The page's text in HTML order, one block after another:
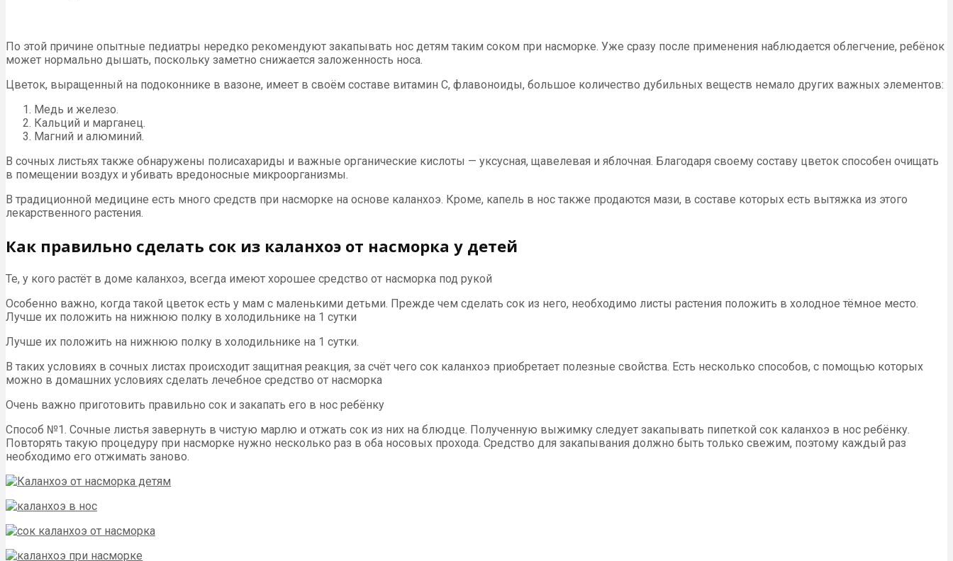
По этой причине опытные педиатры нередко рекомендуют закапывать нос детям таким соком при насморке. Уже сразу после применения наблюдается облегчение, ребёнок
может нормально дышать, поскольку заметно снижается заложенность носа.
Цветок, выращенный на подоконнике в вазоне, имеет в своём составе витамин С, флавоноиды, большое количество дубильных веществ немало других важных элементов:
Медь и железо.
Кальций и марганец.
Магний и алюминий.
В сочных листьях также обнаружены полисахариды и важные органические кислоты — уксусная, щавелевая и яблочная. Благодаря своему составу цветок способен очищать
в помещении воздух и убивать вредоносные микроорганизмы.
В традиционной медицине есть много средств при насморке на основе каланхоэ. Кроме, капель в нос также продаются мази, в составе которых есть вытяжка из этого
лекарственного растения.
Как правильно сделать сок из каланхоэ от насморка у детей
Те, у кого растёт в доме каланхоэ, всегда имеют хорошее средство от насморка под рукой
Особенно важно, когда такой цветок есть у мам с маленькими детьми. Прежде чем сделать сок из него, необходимо листы растения положить в холодное тёмное место.
Лучше их положить на нижнюю полку в холодильнике на 1 сутки
Лучше их положить на нижнюю полку в холодильнике на 1 сутки.
В таких условиях в сочных листах происходит защитная реакция, за счёт чего сок каланхоэ приобретает полезные свойства. Есть несколько способов, с помощью которых
можно в домашних условиях сделать лечебное средство от насморка
Очень важно приготовить правильно сок и закапать его в нос ребёнку
Способ №1. Сочные листья завернуть в чистую марлю и отжать сок из них на блюдце. Полученную выжимку следует закапывать пипеткой сок каланхоэ в нос ребёнку.
Повторять такую процедуру при насморке нужно несколько раз в оба носовых прохода. Средство для закапывания должно быть только свежим, поэтому каждый раз
необходимо его отжимать заново.